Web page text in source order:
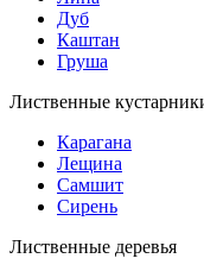
Дуб
Каштан
Груша
Лиственные
Карагана
Лещина
Самшит
Сирень
Лиственные деревья